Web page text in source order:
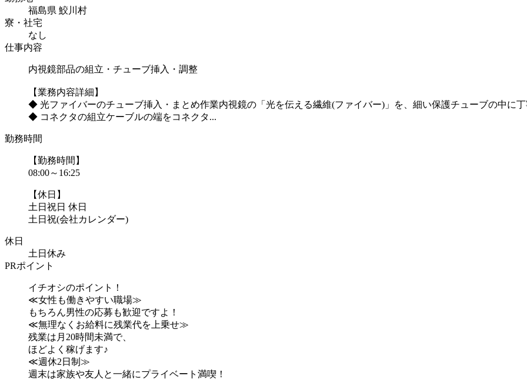
福島県 鮫川村
寮・社宅
なし
仕事内容
内視鏡部品の組立・チューブ挿入・調整
【業務内容詳細】
◆ 光ファイバーのチューブ挿入・まとめ作業内視鏡の「光を伝える繊維(ファイバー)」を、細い保護チューブの中に丁
◆ コネクタの組立ケーブルの端をコネクタ...
勤務時間
【勤務時間】
08:00～16:25
【休日】
土日祝日 休日
土日祝(会社カレンダー)
休日
土日休み
PRポイント
イチオシのポイント！
≪女性も働きやすい職場≫
もちろん男性の応募も歓迎ですよ！
≪無理なくお給料に残業代を上乗せ≫
残業は月20時間未満で、
ほどよく稼げます♪
≪週休2日制≫
週末は家族や友人と一緒にプライベート満喫！